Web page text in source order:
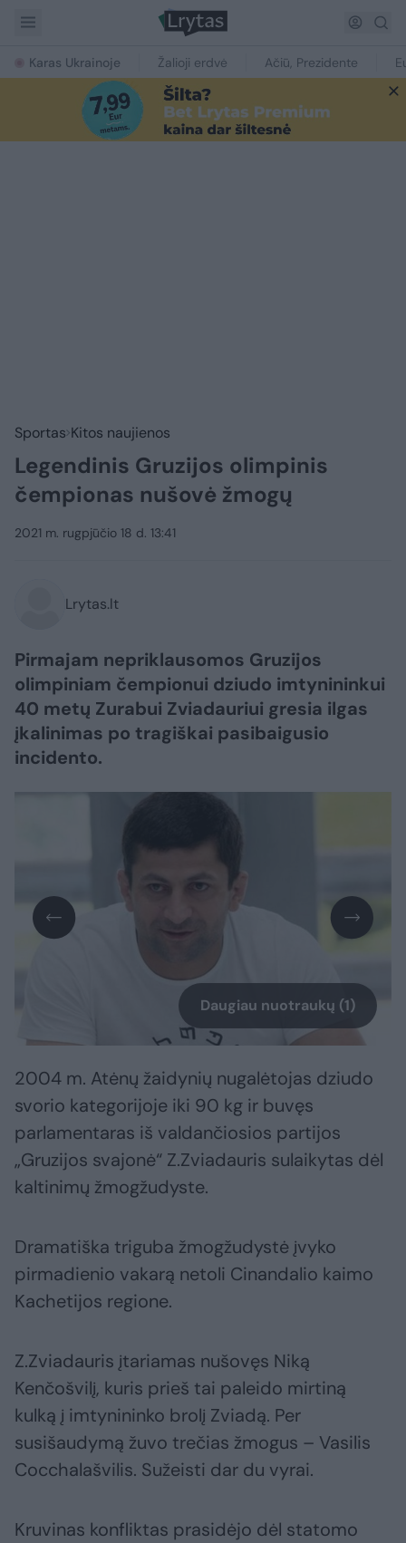
Karas Ukrainoje Žalioji erdvė Ačiū, Prezidente
Sportas Kitos naujienos
Legendinis Gruzijos olimpinis
čempionas nušovė žmogų
2021 m. rugpjūčio 18 d. 13:41
Lrytas.lt
Pirmajam nepriklausomos Gruzijos
olimpiniam čempionui dziudo imtynininkui
40 metų Zurabui Zviadauriui gresia ilgas
įkalinimas po tragiškai pasibaigusio
incidento.
Daugiau nuotraukų (1)
2004 m. Atėnų žaidynių nugalėtojas dziudo
svorio kategorijoje iki 90 kg ir buvęs
parlamentaras iš valdančiosios partijos
„Gruzijos svajonė“ Z.Zviadauris sulaikytas dėl
kaltinimų žmogžudyste.
Dramatiška triguba žmogžudystė įvyko
pirmadienio vakarą netoli Cinandalio kaimo
Kachetijos regione.
Z.Zviadauris įtariamas nušovęs Niką
Kenčošvilį, kuris prieš tai paleido mirtiną
kulką į imtynininko brolį Zviadą. Per
susišaudymą žuvo trečias žmogus – Vasilis
Cocchalašvilis. Sužeisti dar du vyrai.
Kruvinas konfliktas prasidėjo dėl statomo